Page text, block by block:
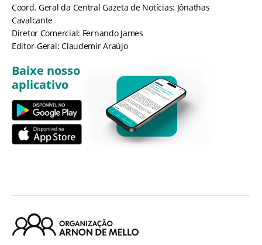
Coord. Geral da Central Gazeta de Notícias: Jônathas
Cavalcante
Diretor Comercial: Fernando James
Editor-Geral: Claudemir Araújo
Baixe nosso
aplicativo